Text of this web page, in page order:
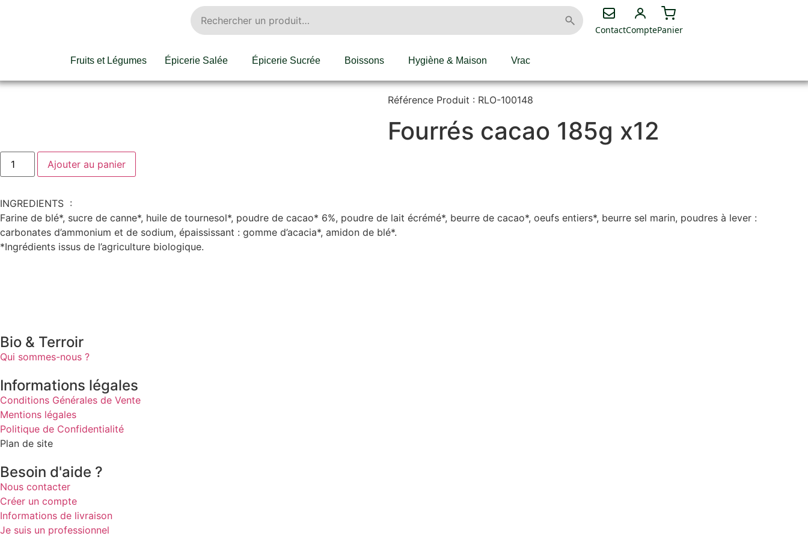
ContactComptePanier
Fruits et Légumes Épicerie Salée Épicerie Sucrée Boissons Hygiène & Maison Vrac
Référence Produit : RLO-100148
Fourrés cacao 185g x12
Ajouter au panier
INGREDIENTS :
Farine de blé*, sucre de canne*, huile de tournesol*, poudre de cacao* 6%, poudre de lait écrémé*, beurre de cacao*, oeufs entiers*, beurre sel marin, poudres à lever :
carbonates d’ammonium et de sodium, épaississant : gomme d’acacia*, amidon de blé*.
*Ingrédients issus de l’agriculture biologique.
Bio & Terroir
Qui sommes-nous ?
Informations légales
Conditions Générales de Vente
Mentions légales
Politique de Confidentialité
Plan de site
Besoin d'aide ?
Nous contacter
Créer un compte
Informations de livraison
Je suis un professionnel